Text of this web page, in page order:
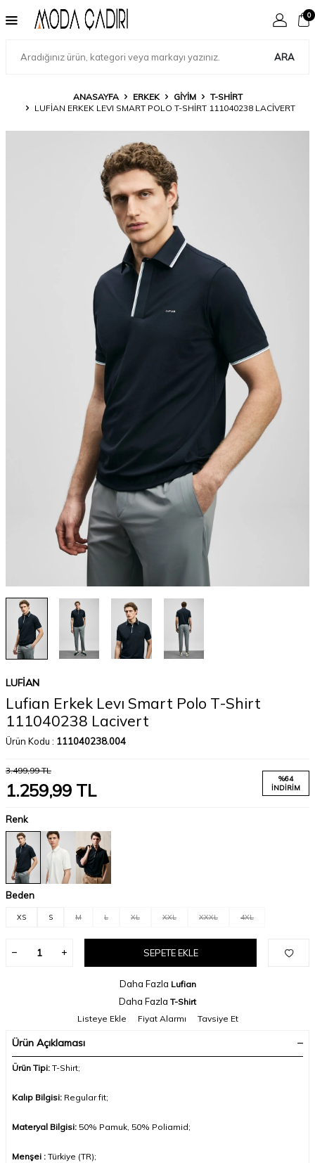
ARA
0
ANASAYFA ERKEK GIYIM
T-SHIRT
LUFIAN ERKEK LEVI SMART POLO T-SHIRT 111040238 LACIVERT
LUFIAN
Lufian Erkek Levı Smart Polo T-Shirt
111040238 Lacivert
Ürün Kodu : 111040238.004
3.499,99TL
1.259,99 TL
%64
İNDIRIM
Renk
Beden
XS S M L XL XXL XXXL 4XL
SEPETE EKLE
Daha Fazla Lufian
Daha Fazla T-Shirt
Listeye Ekle
Fiyat Alarmı Tavsiye Et
Ürün Açıklaması
Ürün Tipi: T-Shirt;
Kalıp Bilgisi: Regular fit;
Materyal Bilgisi: 50% Pamuk, 50% Poliamid;
Menşei : Türkiye (TR);